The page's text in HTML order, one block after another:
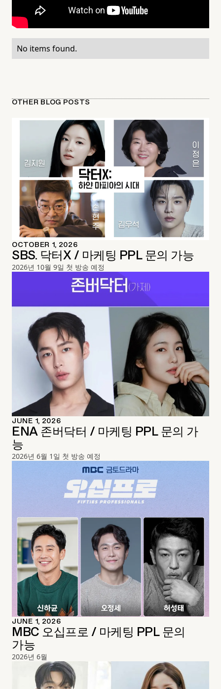
No items found.
OTHER BLOG POSTS
OCTOBER 1, 2026
SBS. 닥터X / 마케팅 PPL 문의 가능
2026년 10월 9일 첫 방송 예정
JUNE 1, 2026
ENA 존버닥터 / 마케팅 PPL 문의 가
능
2026년 6월 1일 첫 방송 예정
JUNE 1, 2026
MBC 오십프로 / 마케팅 PPL 문의
가능
2026년 6월